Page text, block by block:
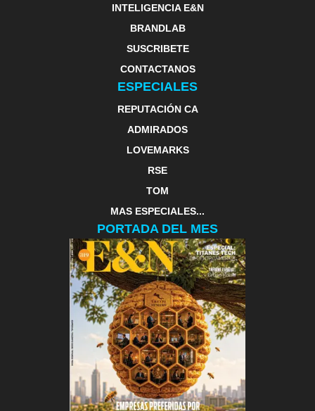
INTELIGENCIA E&N
BRANDLAB
SUSCRIBETE
CONTACTANOS
ESPECIALES
REPUTACIÓN CA
ADMIRADOS
LOVEMARKS
RSE
TOM
MAS ESPECIALES...
PORTADA DEL MES